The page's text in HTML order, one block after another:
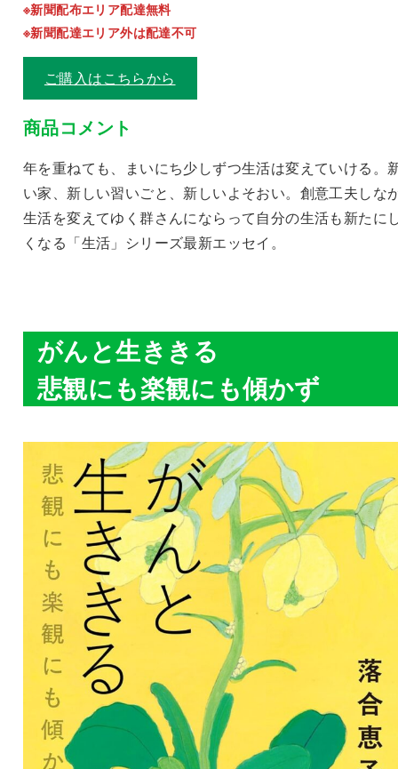
※新聞配布エリア配達無料
※新聞配達エリア外は配達不可
ご購入はこちらから
商品コメント
年を重ねても、まいにち少しずつ生活は変えていける。
い家、新しい習いごと、新しいよそおい。創意工夫しな
生活を変えてゆく群さんにならって自分の生活も新たに
くなる「生活」シリーズ最新エッセイ。
がんと生ききる
悲観にも楽観にも傾かず